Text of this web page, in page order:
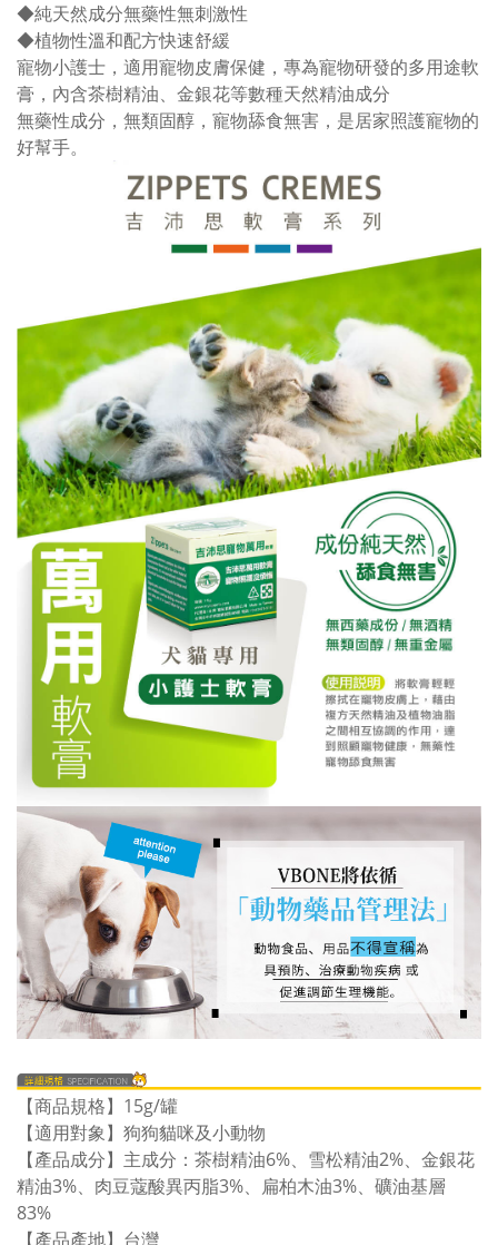
◆純天然成分無藥性無刺激性
◆植物性溫和配方快速舒緩
寵物小護士，適用寵物皮膚保健，專為寵物研發的多用途軟
膏，內含茶樹精油、金銀花等數種天然精油成分
無藥性成分，無類固醇，寵物舔食無害，是居家照護寵物的
好幫手。
【商品規格】15g/罐
【適用對象】狗狗貓咪及小動物
【產品成分】主成分：茶樹精油6%、雪松精油2%、金銀花
精油3%、肉豆蔻酸異丙脂3%、扁柏木油3%、礦油基層
83%
【產品產地】台灣